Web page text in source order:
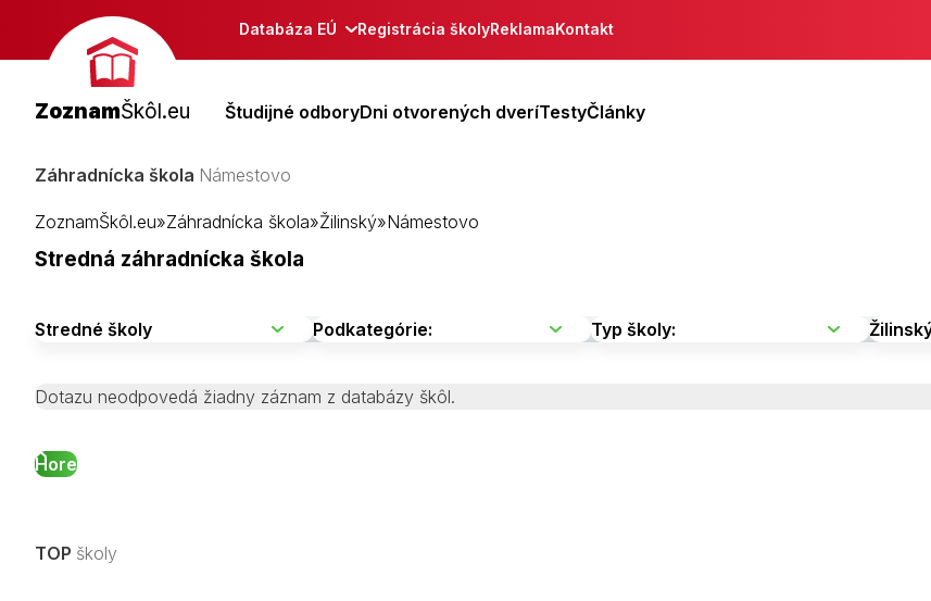
Databáza EÚ Registrácia školyReklamaKontakt
ZoznamŠkôl.eu Študijné odboryDni otvorených dveríTestyČlánky
Záhradnícka škola Námestovo
ZoznamŠkôl.eu»Záhradnícka škola»Žilinský»Námestovo
Stredná záhradnícka škola
Dotazu neodpovedá žiadny záznam z databázy škôl.
Hore
TOP školy